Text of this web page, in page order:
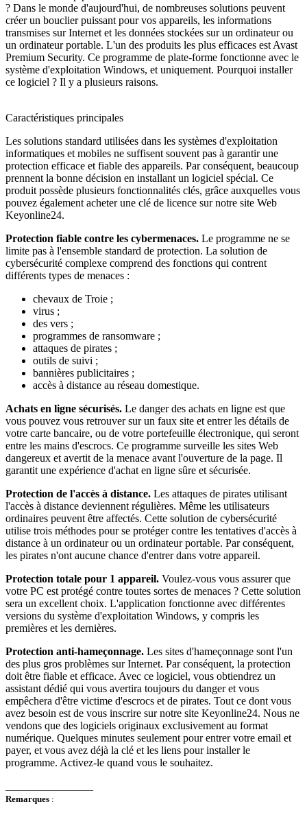
? Dans le monde d'aujourd'hui, de nombreuses solutions peuvent
créer un bouclier puissant pour vos appareils, les informations
transmises sur Internet et les données stockées sur un ordinateur ou
un ordinateur portable. L'un des produits les plus efficaces est Avast
Premium Security. Ce programme de plate-forme fonctionne avec le
système d'exploitation Windows, et uniquement. Pourquoi installer
ce logiciel ? Il y a plusieurs raisons.
Caractéristiques principales
Les solutions standard utilisées dans les systèmes d'exploitation
informatiques et mobiles ne suffisent souvent pas à garantir une
protection efficace et fiable des appareils. Par conséquent, beaucoup
prennent la bonne décision en installant un logiciel spécial. Ce
produit possède plusieurs fonctionnalités clés, grâce auxquelles vous
pouvez également acheter une clé de licence sur notre site Web
Keyonline24.
Protection fiable contre les cybermenaces. Le programme ne se
limite pas à l'ensemble standard de protection. La solution de
cybersécurité complexe comprend des fonctions qui contrent
différents types de menaces :
chevaux de Troie ;
virus ;
des vers ;
programmes de ransomware ;
attaques de pirates ;
outils de suivi ;
bannières publicitaires ;
accès à distance au réseau domestique.
Achats en ligne sécurisés. Le danger des achats en ligne est que
vous pouvez vous retrouver sur un faux site et entrer les détails de
votre carte bancaire, ou de votre portefeuille électronique, qui seront
entre les mains d'escrocs. Ce programme surveille les sites Web
dangereux et avertit de la menace avant l'ouverture de la page. Il
garantit une expérience d'achat en ligne sûre et sécurisée.
Protection de l'accès à distance. Les attaques de pirates utilisant
l'accès à distance deviennent régulières. Même les utilisateurs
ordinaires peuvent être affectés. Cette solution de cybersécurité
utilise trois méthodes pour se protéger contre les tentatives d'accès à
distance à un ordinateur ou un ordinateur portable. Par conséquent,
les pirates n'ont aucune chance d'entrer dans votre appareil.
Protection totale pour 1 appareil. Voulez-vous vous assurer que
votre PC est protégé contre toutes sortes de menaces ? Cette solution
sera un excellent choix. L'application fonctionne avec différentes
versions du système d'exploitation Windows, y compris les
premières et les dernières.
Protection anti-hameçonnage. Les sites d'hameçonnage sont l'un
des plus gros problèmes sur Internet. Par conséquent, la protection
doit être fiable et efficace. Avec ce logiciel, vous obtiendrez un
assistant dédié qui vous avertira toujours du danger et vous
empêchera d'être victime d'escrocs et de pirates. Tout ce dont vous
avez besoin est de vous inscrire sur notre site Keyonline24. Nous ne
vendons que des logiciels originaux exclusivement au format
numérique. Quelques minutes seulement pour entrer votre email et
payer, et vous avez déjà la clé et les liens pour installer le
programme. Activez-le quand vous le souhaitez.
Remarques :